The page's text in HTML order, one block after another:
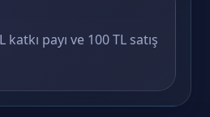
katkı payı ve 100 TL satış